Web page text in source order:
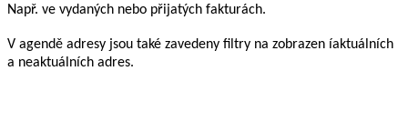
Např. ve vydaných nebo přijatých fakturách.
V agendě adresy jsou také zavedeny filtry na zobrazen íaktuálních
a neaktuálních adres.